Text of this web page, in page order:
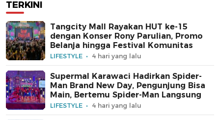
TERKINI
Tangcity Mall Rayakan HUT ke-15
dengan Konser Rony Parulian, Promo
Belanja hingga Festival Komunitas
LIFESTYLE 4 hari yang lalu
Supermal Karawaci Hadirkan Spider-
Man Brand New Day, Pengunjung Bisa
Main, Bertemu Spider-Man Langsung
LIFESTYLE 4 hari yang lalu